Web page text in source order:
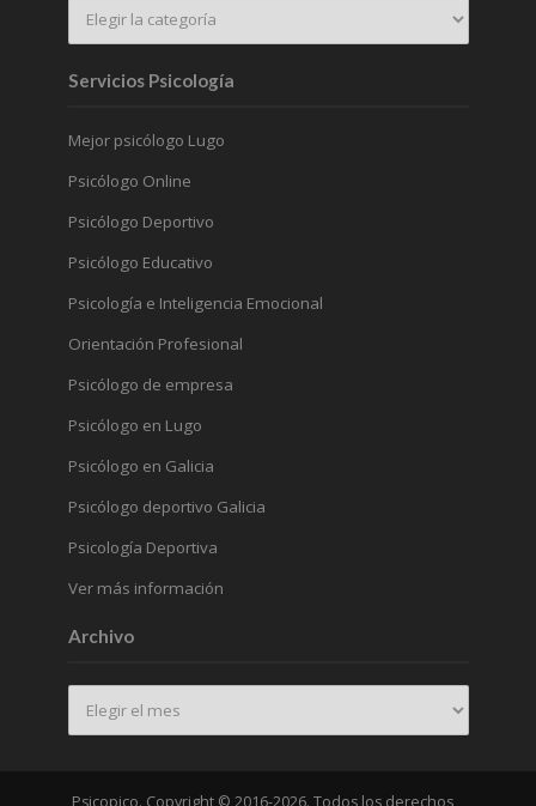
Servicios Psicología
Mejor psicólogo Lugo
Psicólogo Online
Psicólogo Deportivo
Psicólogo Educativo
Psicología e Inteligencia Emocional
Orientación Profesional
Psicólogo de empresa
Psicólogo en Lugo
Psicólogo en Galicia
Psicólogo deportivo Galicia
Psicología Deportiva
Ver más información
Archivo
Archivo